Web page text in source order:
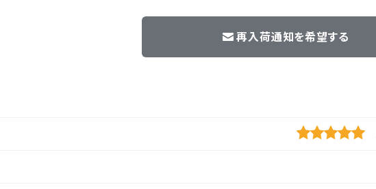
再入荷通知を希望する